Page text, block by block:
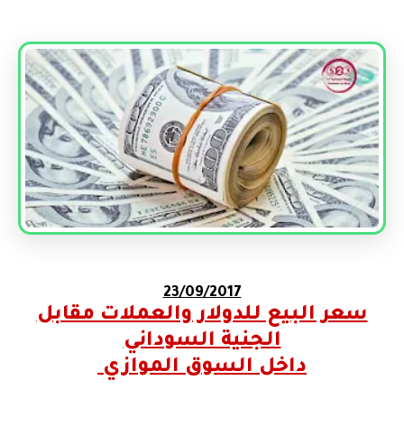
23/09/2017
سعر البيع للدولار والعملات مقابل
الجنية السوداني
داخل السوق الموازي